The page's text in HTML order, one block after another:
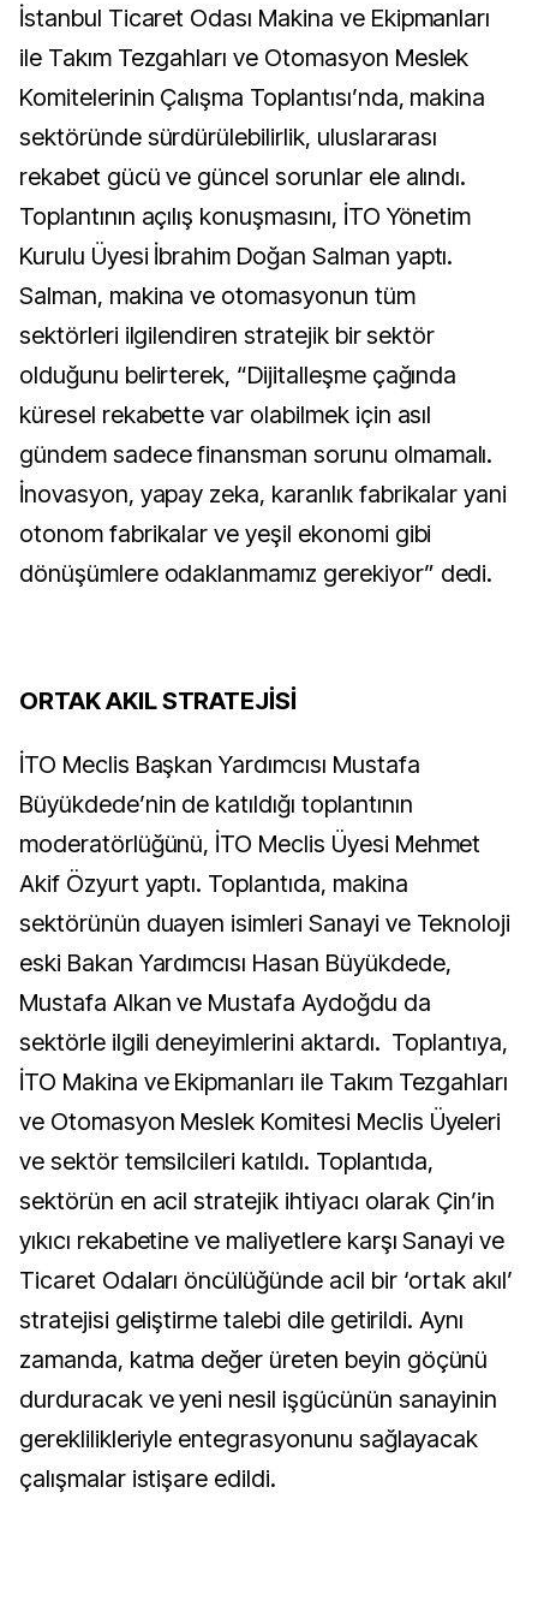
İstanbul Ticaret Odası Makina ve Ekipmanları
ile Takım Tezgahları ve Otomasyon Meslek
Komitelerinin Çalışma Toplantısı’nda, makina
sektöründe sürdürülebilirlik, uluslararası
rekabet gücü ve güncel sorunlar ele alındı.
Toplantının açılış konuşmasını, İTO Yönetim
Kurulu Üyesi İbrahim Doğan Salman yaptı.
Salman, makina ve otomasyonun tüm
sektörleri ilgilendiren stratejik bir sektör
olduğunu belirterek, “Dijitalleşme çağında
küresel rekabette var olabilmek için asıl
gündem sadece finansman sorunu olmamalı.
İnovasyon, yapay zeka, karanlık fabrikalar yani
otonom fabrikalar ve yeşil ekonomi gibi
dönüşümlere odaklanmamız gerekiyor” dedi.
ORTAK AKIL STRATEJİSİ
İTO Meclis Başkan Yardımcısı Mustafa
Büyükdede’nin de katıldığı toplantının
moderatörlüğünü, İTO Meclis Üyesi Mehmet
Akif Özyurt yaptı. Toplantıda, makina
sektörünün duayen isimleri Sanayi ve Teknoloji
eski Bakan Yardımcısı Hasan Büyükdede,
Mustafa Alkan ve Mustafa Aydoğdu da
sektörle ilgili deneyimlerini aktardı. Toplantıya,
İTO Makina ve Ekipmanları ile Takım Tezgahları
ve Otomasyon Meslek Komitesi Meclis Üyeleri
ve sektör temsilcileri katıldı. Toplantıda,
sektörün en acil stratejik ihtiyacı olarak Çin’in
yıkıcı rekabetine ve maliyetlere karşı Sanayi ve
Ticaret Odaları öncülüğünde acil bir ‘ortak akıl’
stratejisi geliştirme talebi dile getirildi. Aynı
zamanda, katma değer üreten beyin göçünü
durduracak ve yeni nesil işgücünün sanayinin
gereklilikleriyle entegrasyonunu sağlayacak
çalışmalar istişare edildi.